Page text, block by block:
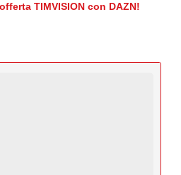
TIMVISION con DAZN!